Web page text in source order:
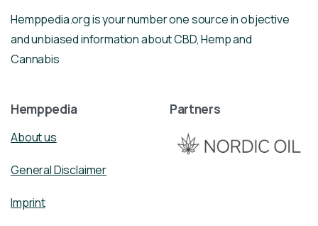
Hemppedia.org is your number one source in objective
and unbiased information about CBD, Hemp and
Cannabis
Hemppedia
About us
General Disclaimer
Imprint
Partners